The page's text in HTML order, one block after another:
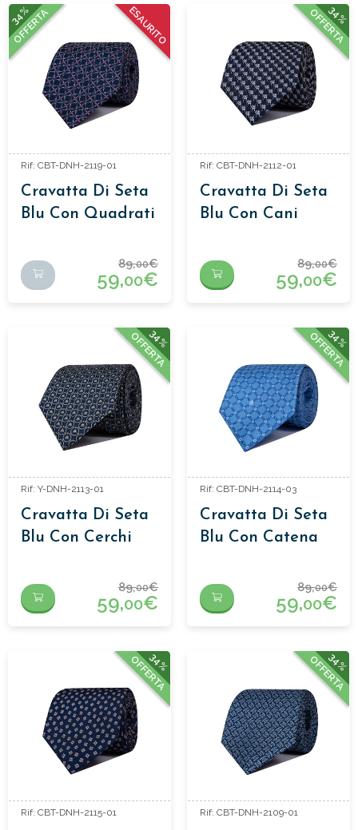
ESAURITO
34%
OFFERTA
Rif: CBT-DNH-2119-01
Cravatta Di Seta
Blu Con Quadrati
89,00€
59,00€
34%
OFFERTA
Rif: CBT-DNH-2112-01
Cravatta Di Seta
Blu Con Cani
89,00€
59,00€
34%
OFFERTA
Rif: Y-DNH-2113-01
Cravatta Di Seta
Blu Con Cerchi
89,00€
59,00€
34%
OFFERTA
Rif: CBT-DNH-2114-03
Cravatta Di Seta
Blu Con Catena
89,00€
59,00€
34%
OFFERTA
Rif: CBT-DNH-2115-01
34%
OFFERTA
Rif: CBT-DNH-2109-01